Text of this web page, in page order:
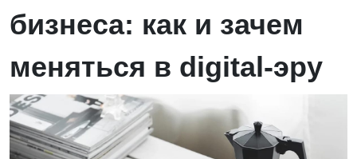
бизнеса: как и зачем
меняться в digital-эру